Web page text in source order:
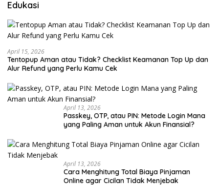
Edukasi
April 15, 2026
Tentopup Aman atau Tidak? Checklist Keamanan Top Up dan
Alur Refund yang Perlu Kamu Cek
April 13, 2026
Passkey, OTP, atau PIN: Metode Login Mana
yang Paling Aman untuk Akun Finansial?
April 13, 2026
Cara Menghitung Total Biaya Pinjaman
Online agar Cicilan Tidak Menjebak